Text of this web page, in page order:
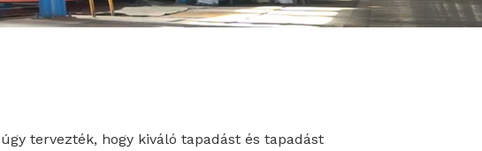
tervezték, hogy kiváló tapadást és tapadást